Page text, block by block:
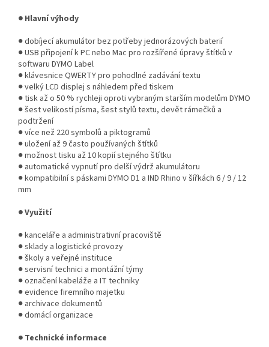
● Hlavní výhody
● dobíjecí akumulátor bez potřeby jednorázových baterií
● USB připojení k PC nebo Mac pro rozšířené úpravy štítků v
softwaru DYMO Label
● klávesnice QWERTY pro pohodlné zadávání textu
● velký LCD displej s náhledem před tiskem
● tisk až o 50 % rychleji oproti vybraným starším modelům DYMO
● šest velikostí písma, šest stylů textu, devět rámečků a
podtržení
● více než 220 symbolů a piktogramů
● uložení až 9 často používaných štítků
● možnost tisku až 10 kopií stejného štítku
● automatické vypnutí pro delší výdrž akumulátoru
● kompatibilní s páskami DYMO D1 a IND Rhino v šířkách 6 / 9 / 12
mm
● Využití
● kanceláře a administrativní pracoviště
● sklady a logistické provozy
● školy a veřejné instituce
● servisní technici a montážní týmy
● označení kabeláže a IT techniky
● evidence firemního majetku
● archivace dokumentů
● domácí organizace
● Technické informace